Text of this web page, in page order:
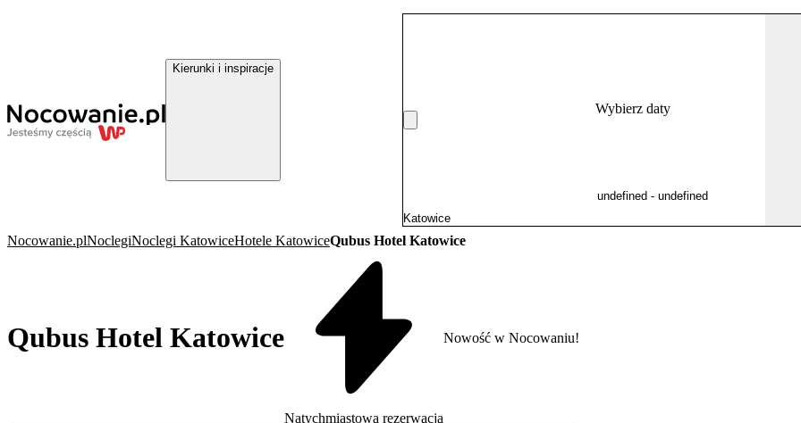
Kierunki i inspiracje
Wybierz daty
Nocowanie.plNoclegiNoclegi KatowiceHotele KatowiceQubus Hotel Katowice
Qubus Hotel Katowice
Natychmiastowa rezerwacja
Nowość w Nocowaniu!